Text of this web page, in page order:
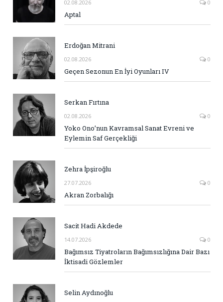
02.08.2026 0
Aptal
Erdoğan Mitrani
02.08.2026 0
Geçen Sezonun En İyi Oyunları IV
Serkan Fırtına
02.08.2026 0
Yoko Ono’nun Kavramsal Sanat Evreni ve
Eylemin Saf Gerçekliği
Zehra İpşiroğlu
27.07.2026 0
Akran Zorbalığı
Sacit Hadi Akdede
14.07.2026 0
Bağımsız Tiyatroların Bağımsızlığına Dair Bazı
İktisadi Gözlemler
Selin Aydınoğlu